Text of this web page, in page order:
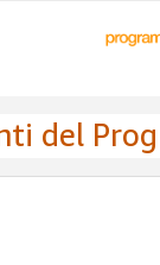
del